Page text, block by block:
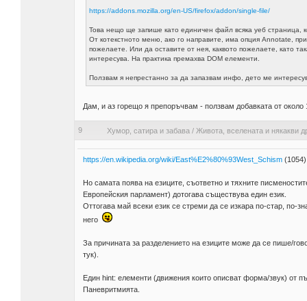
https://addons.mozilla.org/en-US/firefox/addon/single-file/
Това нещо ще запише като единичен файл всяка уеб страница,
От котекстното меню, ако го направите, има опция Annotate,
пожелаете. Или да оставите от нея, каквото пожелаете, като
интересува. На практика премахва DOM елементи.
Ползвам я непрестанно за да запазвам инфо, дето ме
Дам, и аз горещо я препоръчвам - ползвам добавката от
9 Хумор, сатира и забава / Живота, вселената и някакви
https://en.wikipedia.org/wiki/East%E2%80%93West_Schism(1054)
Но самата поява на езиците, съответно и тяхните
Европейския парламент) дотогава съществува един език.
Оттогава май всеки език се стреми да се изкара по-стар, по-
него
За причината за разделението на езиците може да се пише/
тук).
Един hint: елементи (движения които описват форма/звук) от
Паневритмията.